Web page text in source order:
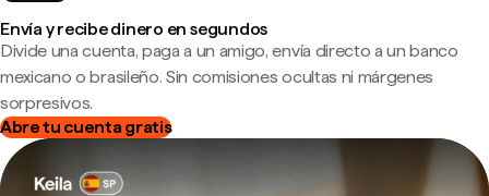
Envía y recibe dinero en segundos
Divide una cuenta, paga a un amigo, envía directo a un banco
mexicano o brasileño. Sin comisiones ocultas ni márgenes
sorpresivos.
Abre tu cuenta gratis